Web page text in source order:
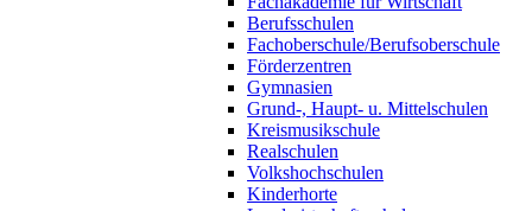
Berufsschulen
Fachoberschule/Berufsoberschule
Förderzentren
Gymnasien
Grund-, Haupt- u. Mittelschulen
Kreismusikschule
Realschulen
Volkshochschulen
Kinderhorte